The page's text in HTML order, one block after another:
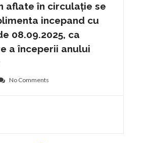
aflate în circulație se
incepand cu
08.09.2025, ca
a începerii anului
No Comments